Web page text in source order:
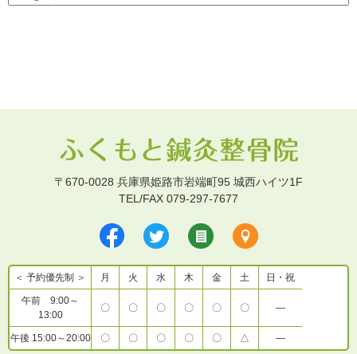
〒670-0028 兵庫県姫路市岩端町95 城西ハイツ1F
TEL/FAX 079-297-7677
＜ 予約優先制 ＞ 月 火 水 木 金 土 日・祝
午前 9:00～
13:00
〇 〇 〇 〇 〇 〇 ―
午後 15:00～20:00 〇 〇 〇 〇 〇 △ ―